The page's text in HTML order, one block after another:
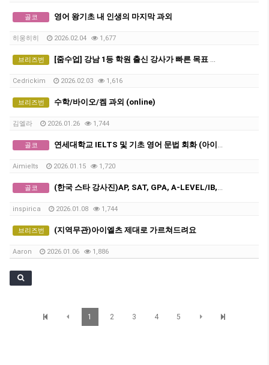
골코 영어 왕기초 내 인생의 마지막 과외
히웅히히 2026.02.04 1,677
브리즈번 [줌수업] 강남 1등 학원 출신 강사가 빠른 목표 달성 도와드립니다. (단어시험 및 작문시험 프로그램 구비)
Cedrickim 2026.02.03 1,616
브리즈번 수학/바이오/켐 과외 (online)
김엘라 2026.01.26 1,744
골코 연세대학교 IELTS 및 기초 영어 문법 회화 (아이엘츠)
Aimielts 2026.01.15 1,720
골코 (한국 스타 강사진)AP, SAT, GPA, A-LEVEL/IB, GCSE 전 교과 비대면 수업, INSPIRICA ACADEMY
inspirica 2026.01.08 1,744
브리즈번 (지역무관)아이엘츠 제대로 가르쳐드려요
Aaron 2026.01.06 1,886
1 2 3 4 5